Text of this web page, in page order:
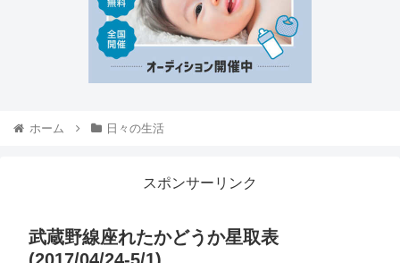
ホーム 日々の生活
スポンサーリンク
武蔵野線座れたかどうか星取表